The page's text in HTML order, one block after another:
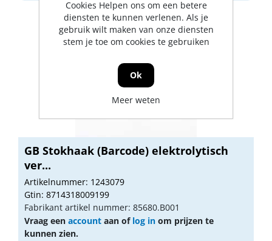
GB Stokhaak (Barcode) elektrolytisch
ver...
Artikelnummer: 1243079
Gtin: 8714318009199
Fabrikant artikel nummer: 85680.B001
Vraag een account aan of log in om prijzen te
kunnen zien.
Cookies Helpen ons om een betere
diensten te kunnen verlenen. Als je
gebruik wilt maken van onze diensten
stem je toe om cookies te gebruiken
Ok
Meer weten